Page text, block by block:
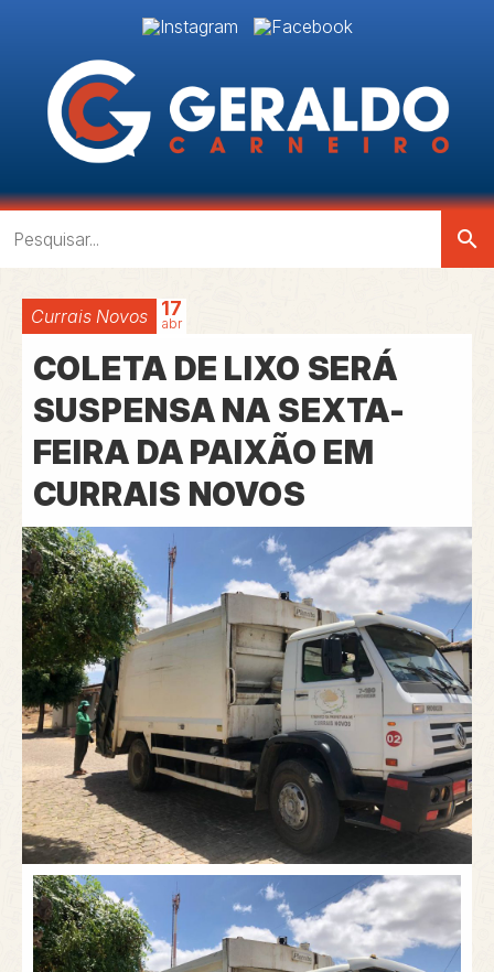
search
Currais Novos 17
abr
COLETA DE LIXO SERÁ
SUSPENSA NA SEXTA-
FEIRA DA PAIXÃO EM
CURRAIS NOVOS